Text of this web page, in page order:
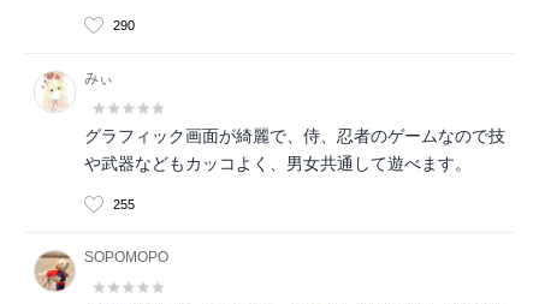
290
みぃ
グラフィック画面が綺麗で、侍、忍者のゲームなので技
や武器などもカッコよく、男女共通して遊べます。
255
SOPOMOPO